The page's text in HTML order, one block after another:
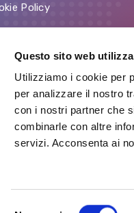
Questo sito web
Utilizziamo i cookie per
per analizzare il nostro
con i nostri partner che
combinarle con altre
servizi. Acconsenta ai
Policy